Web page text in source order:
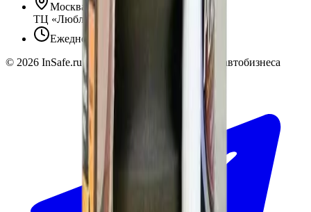
Москва, Люблинская ул., 153.
ТЦ «Люблю Молл», -1 уровень
Ежедневно 10:00 — 19:00
© 2026 InSafe.ru — Товары и технологии для автобизнеса